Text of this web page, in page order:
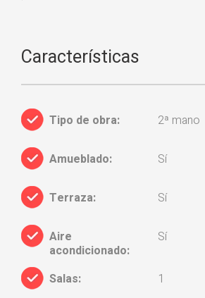
Características
Tipo de obra: 2ª mano
Amueblado: Sí
Terraza: Sí
Aire
acondicionado:
Sí
Salas: 1